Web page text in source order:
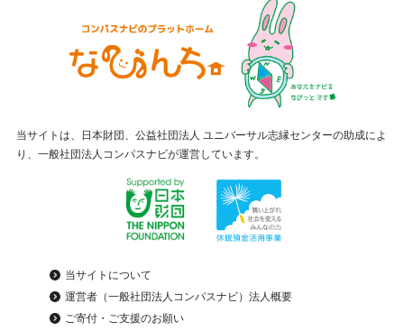
当サイトは、日本財団、公益社団法人 ユニバーサル志縁センターの助成によ
り、一般社団法人コンパスナビが運営しています。
当サイトについて
運営者（一般社団法人コンパスナビ）法人概要
ご寄付・ご支援のお願い